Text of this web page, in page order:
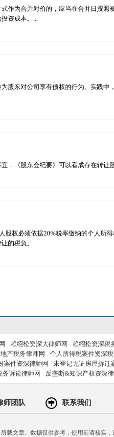
作为合并对价的，应当在合并日按照
资成本。...
股东对公司享有债权的行为。实践中
，《股东会纪要》可以看成存在转让
股权必须依据20%税率缴纳的个人所
的税负。...
赖绍松资深大律师网 赖绍松资深税
产税务律师网 个人所得税案件资深
案件资深律师网 未登记无证房屋拆迁
务诉讼律师网 反垄断&知识产权资深
师团队 联系我们
载文章、数据仅供参考，使用前请核实，